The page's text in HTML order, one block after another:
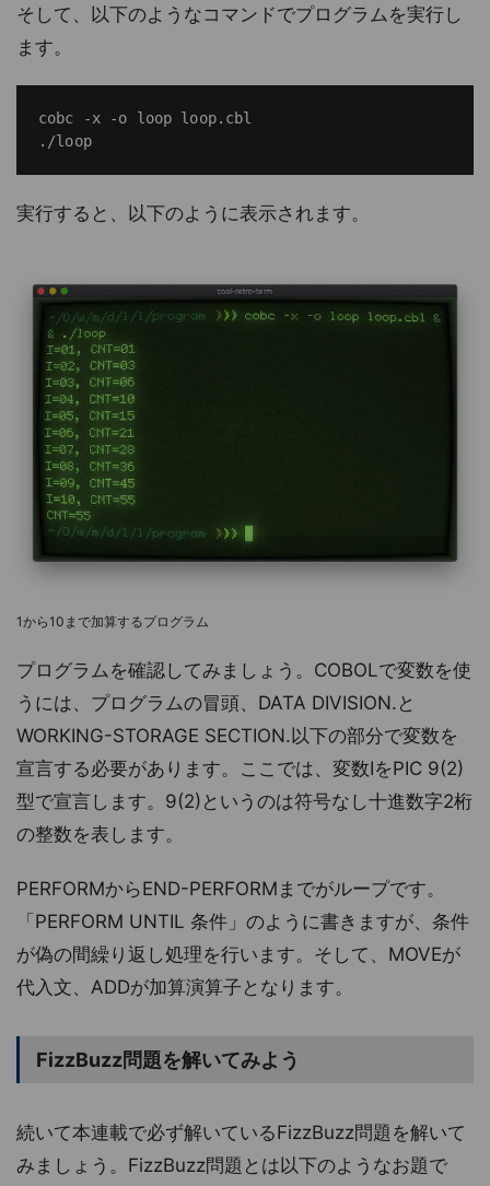
そして、以下のようなコマンドでプログラムを実行し
ます。
cobc -x -o loop loop.cbl
./loop
実行すると、以下のように表示されます。
1から10まで加算するプログラム
プログラムを確認してみましょう。COBOLで変数を使
うには、プログラムの冒頭、DATA DIVISION.と
WORKING-STORAGE SECTION.以下の部分で変数を
宣言する必要があります。ここでは、変数IをPIC 9(2)
型で宣言します。9(2)というのは符号なし十進数字2桁
の整数を表します。
PERFORMからEND-PERFORMまでがループです。
「PERFORM UNTIL 条件」のように書きますが、条件
が偽の間繰り返し処理を行います。そして、MOVEが
代入文、ADDが加算演算子となります。
FizzBuzz問題を解いてみよう
続いて本連載で必ず解いているFizzBuzz問題を解いて
みましょう。FizzBuzz問題とは以下のようなお題で